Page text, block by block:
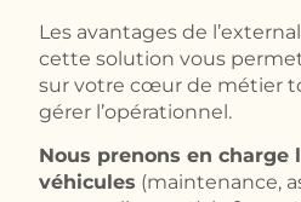
Les avantages de
cette solution vous
sur votre cœur de métier
gérer l’opérationnel.
Nous prenons en charge
véhicules (maintenance,